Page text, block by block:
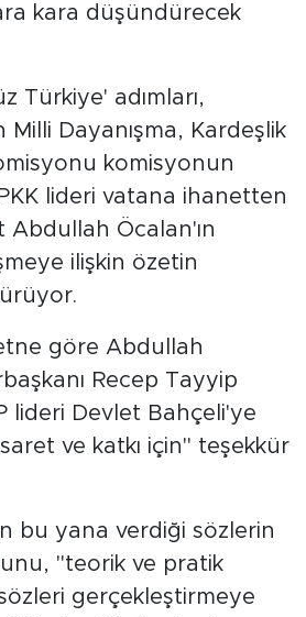
kara düşündürecek
Türkiye' adımları,
Milli Dayanışma, Kardeşlik
komisyonun
lideri vatana ihanetten
Öcalan'ın
ilişkin özetin
göre Abdullah
Recep Tayyip
lideri Devlet Bahçeli'ye
ve katkı için" teşekkür
bu yana verdiği sözlerin
"teorik ve pratik
gerçekleştirmeye